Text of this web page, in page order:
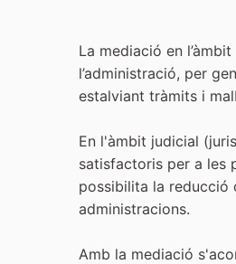
Quant a
La mediació en
l’administració, per
estalviant tràmits i
En l'àmbit judicial
satisfactoris per a les
possibilita la reducció
administracions.
Amb la mediació